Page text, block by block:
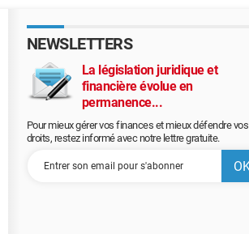
NEWSLETTERS
La législation juridique et
financière évolue en
permanence...
Pour mieux gérer vos finances et mieux défendre vos
droits, restez informé avec notre lettre gratuite.